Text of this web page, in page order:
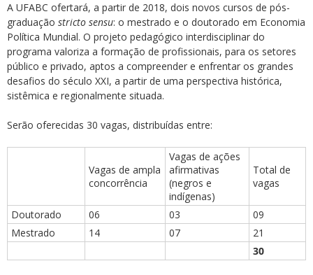
A UFABC ofertará, a partir de 2018, dois novos cursos de pós-
graduação stricto sensu: o mestrado e o doutorado em Economia
Política Mundial. O projeto pedagógico interdisciplinar do
programa valoriza a formação de profissionais, para os setores
público e privado, aptos a compreender e enfrentar os grandes
desafios do século XXI, a partir de uma perspectiva histórica,
sistêmica e regionalmente situada.
Serão oferecidas 30 vagas, distribuídas entre:
Vagas de ampla
concorrência
Vagas de ações
afirmativas
(negros e
indígenas)
Total de
vagas
Doutorado 06 03
09
Mestrado
14 07
21
30